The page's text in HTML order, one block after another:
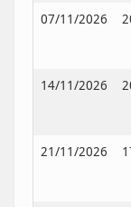
07/11/2026
14/11/2026
21/11/2026